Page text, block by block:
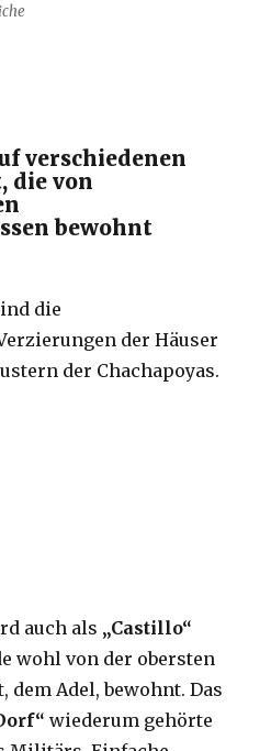
verschiedenen
die von
bewohnt
die
der Häuser
der Chachapoyas.
auch als „Castillo“
wohl von der obersten
Adel, bewohnt. Das
wiederum gehörte